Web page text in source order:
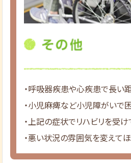
・呼吸器疾患や心疾患で長い
・小児麻痺など小児障がいで困
・上記の症状でリハビリを受け
・悪い状況の雰囲気を変えてほ